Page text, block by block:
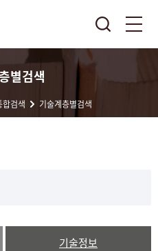
별검색
합검색 기술계층별검색
기술정보